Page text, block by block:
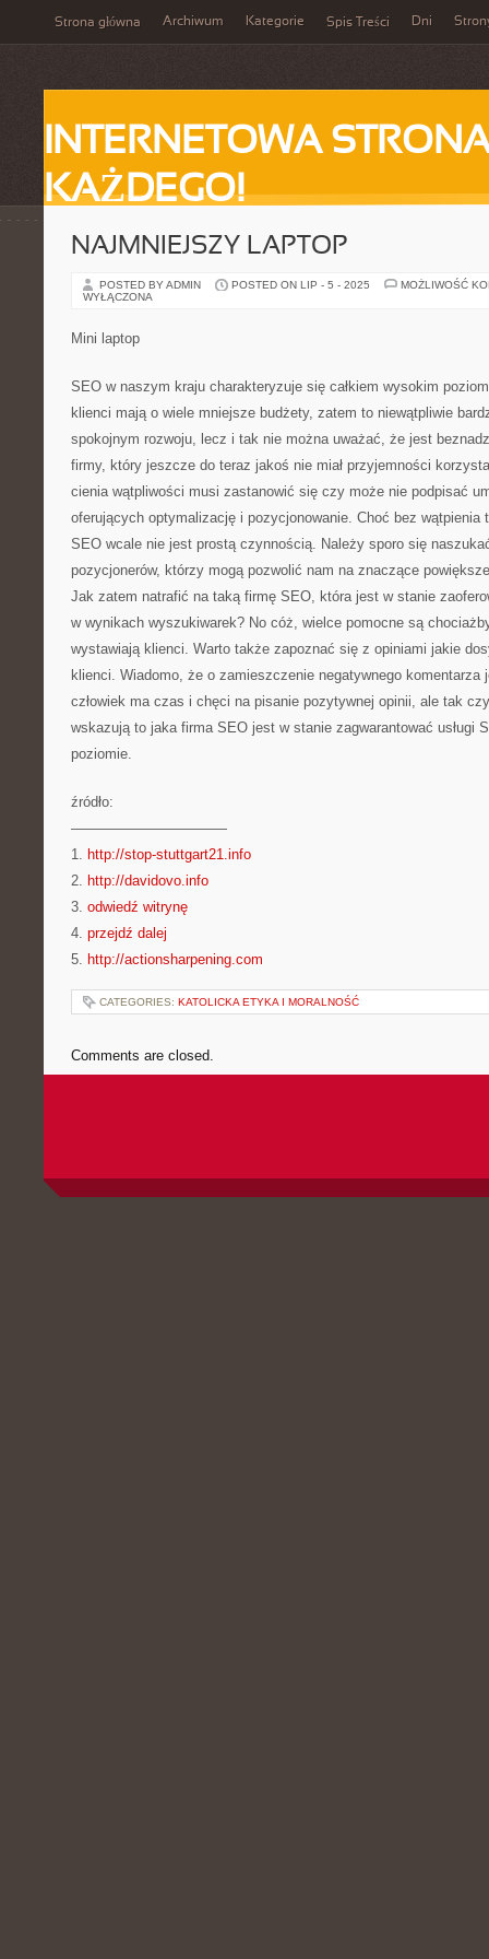
Strona główna Archiwum Kategorie Spis Treści Dni
INTERNETOWA
KAŻDEGO!
NAJMNIEJSZY LAPTOP
POSTED BY ADMIN POSTED ON LIP - 5 - 2025
MOŻLIWOŚĆ
WYŁĄCZONA
Mini laptop
SEO w naszym kraju charakteryzuje się całkiem wysokim
klienci mają o wiele mniejsze budżety, zatem to niewątpliwie
spokojnym rozwoju, lecz i tak nie można uważać, że jest
firmy, który jeszcze do teraz jakoś nie miał przyjemności
cienia wątpliwości musi zastanowić się czy może nie podpisać
oferujących optymalizację i pozycjonowanie. Choć bez wątpienia
SEO wcale nie jest prostą czynnością. Należy sporo się
pozycjonerów, którzy mogą pozwolić nam na znaczące
Jak zatem natrafić na taką firmę SEO, która jest w stanie
w wynikach wyszukiwarek? No cóż, wielce pomocne są
wystawiają klienci. Warto także zapoznać się z opiniami jakie
klienci. Wiadomo, że o zamieszczenie negatywnego komentarza
człowiek ma czas i chęci na pisanie pozytywnej opinii, ale tak
wskazują to jaka firma SEO jest w stanie zagwarantować usługi
poziomie.
źródło:
———————————
1. http://stop-stuttgart21.info
2. http://davidovo.info
3. odwiedź witrynę
4. przejdź dalej
5. http://actionsharpening.com
CATEGORIES: KATOLICKA ETYKA I MORALNOŚĆ
Comments are closed.